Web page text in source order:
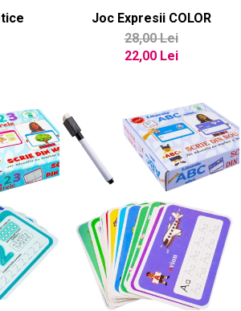
Joc Expresii COLOR
28,00 Lei
22,00 Lei